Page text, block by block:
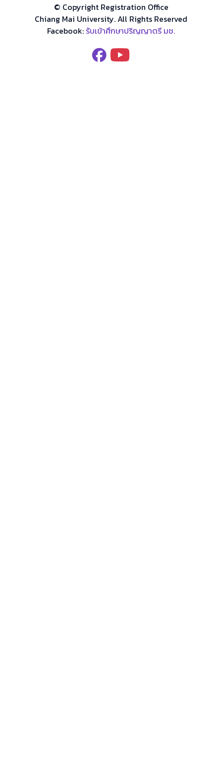
© Copyright Registration Office
Chiang Mai University. All Rights Reserved
Facebook: รับเข้าศึกษาปริญญาตรี มช.